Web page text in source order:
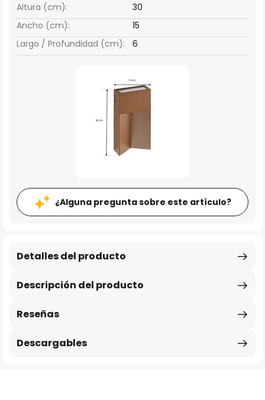
Ancho (cm): 15
Altura (cm): 30
Largo / Profundidad (cm): 6
¿Alguna pregunta sobre este artículo?
Descripción del producto
Detalles del producto
Reseñas
Descargables